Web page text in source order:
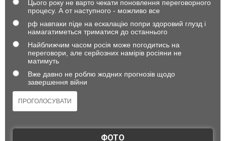
Цього року не варто чекати поновлення переговорного
процесу. А от наступного - можливо все
рф навпаки піде на ескалацію попри здоровий глузд і
намагатиметься триматися до останнього
Найближчим часом росія може погодитись на
переговори, але серйозних намірів росіяни не
матимуть
Вже давно не роблю жодних прогнозів щодо
завершення війни
ФОТО